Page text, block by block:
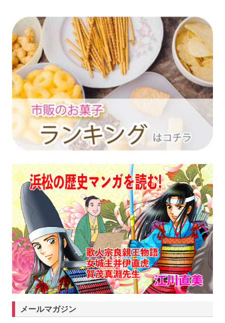
メールマガジン